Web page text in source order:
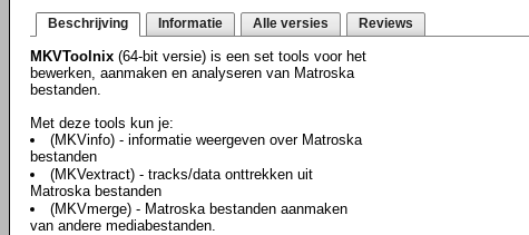
Beschrijving Informatie Alle versies Reviews
MKVToolnix (64-bit versie) is een set tools voor het
bewerken, aanmaken en analyseren van Matroska
bestanden.
Met deze tools kun je:
(MKVinfo) - informatie weergeven over Matroska
bestanden
(MKVextract) - tracks/data onttrekken uit
Matroska bestanden
(MKVmerge) - Matroska bestanden aanmaken
van andere mediabestanden.